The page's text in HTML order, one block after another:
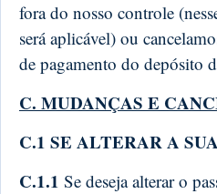
fora do nosso controle
será aplicável) ou
de pagamento do depósito
C. MUDANÇAS E
C.1 SE ALTERAR A
C.1.1 Se deseja alterar o